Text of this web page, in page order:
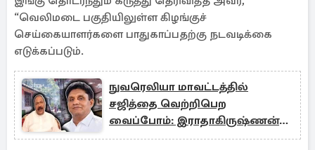
“வெலிமடை பகுதியிலுள்ள கிழங்குச்
செய்கையாளர்களை பாதுகாப்பதற்கு நடவடிக்கை
எடுக்கப்படும்.
நுவரெலியா மாவட்டத்தில்
சஜித்தை வெற்றிபெற
வைப்போம்: இராதாகிருஷ்ணன்
எம்.பி சூளுரை